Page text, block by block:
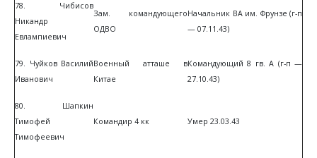
78. Чибисов
Никандр
Евлампиевич
Зам. командующего
ОДВО
Начальник ВА им. Фрунзе (г-п
— 07.11.43)
79. Чуйков Василий
Иванович
Военный атташе в
Китае
Командующий 8 гв. А (г-п —
27.10.43)
80. Шапкин
Тимофей
Тимофеевич
Командир 4 кк Умер 23.03.43